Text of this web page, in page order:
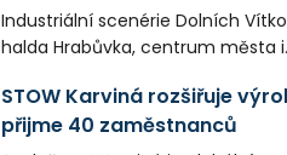
Industriální scenérie Dolních
halda Hrabůvka, centrum města i
v novém filmu Bojovník, který
do kin už 13. srpna. Režiséři Vojtěch
STOW Karviná rozšiřuje
přijme 40 zaměstnanců